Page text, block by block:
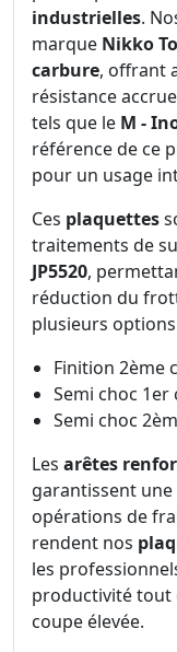
industrielles.
marque Nikko
carbure, offrant
résistance
tels que le M -
référence de ce
pour un usage
Ces plaquettes
traitements de
JP5520,
réduction du
plusieurs
Finition 2ème
Semi choc 1er
Semi choc
Les arêtes
garantissent
opérations de
rendent nos
les
productivité tout
coupe élevée.